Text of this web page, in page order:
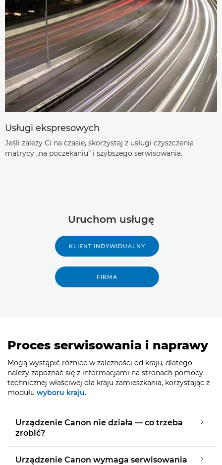
Usługi ekspresowych
Jeśli zależy Ci na czasie, skorzystaj z usługi czyszczenia
matrycy „na poczekaniu” i szybszego serwisowania.
Uruchom usługę
KLIENT INDYWIDUALNY
FIRMA
Proces serwisowania i naprawy
Mogą wystąpić różnice w zależności od kraju, dlatego
należy zapoznać się z informacjami na stronach pomocy
technicznej właściwej dla kraju zamieszkania, korzystając z
modułu wyboru kraju.
Urządzenie Canon nie działa — co trzeba
zrobić?
Urządzenie Canon wymaga serwisowania